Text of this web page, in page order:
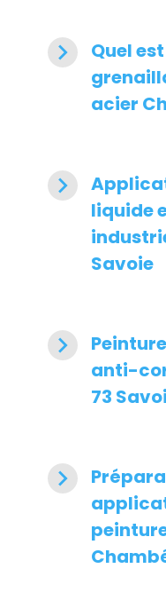
navigate_next Quel
acier
navigate_next
liquide
Savoie
navigate_next
anti-
73
navigate_next